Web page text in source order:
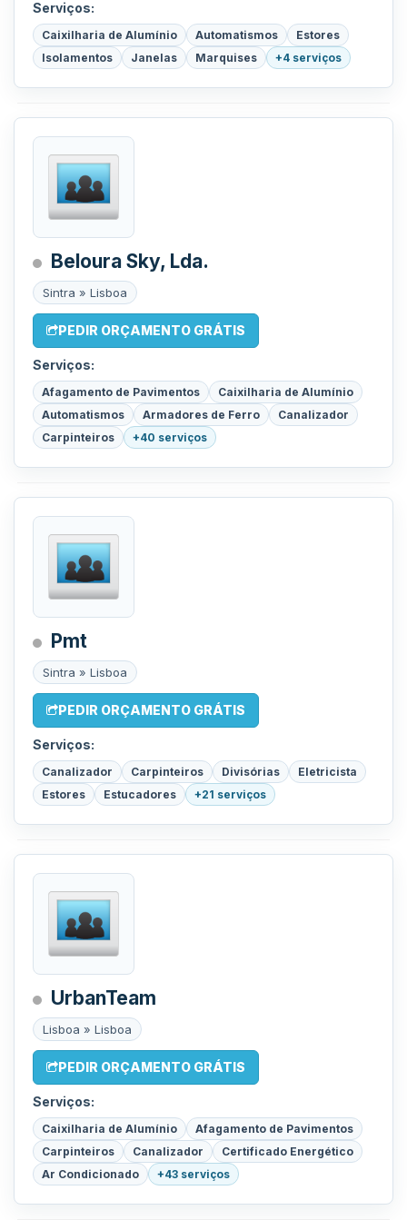
Serviços:
Caixilharia de Alumínio Automatismos
Estores
Isolamentos
Janelas Marquises +4 serviços
Beloura Sky, Lda.
Sintra » Lisboa
PEDIR ORÇAMENTO GRÁTIS
Serviços:
Afagamento de Pavimentos
Caixilharia de Alumínio
Automatismos
Armadores de Ferro
Canalizador
Carpinteiros
+40 serviços
Pmt
Sintra » Lisboa
PEDIR ORÇAMENTO GRÁTIS
Serviços:
Canalizador Carpinteiros Divisórias
Eletricista
Estores
Estucadores +21 serviços
UrbanTeam
Lisboa » Lisboa
PEDIR ORÇAMENTO GRÁTIS
Serviços:
Caixilharia de Alumínio
Afagamento de Pavimentos
Carpinteiros
Canalizador
Certificado Energético
Ar Condicionado
+43 serviços